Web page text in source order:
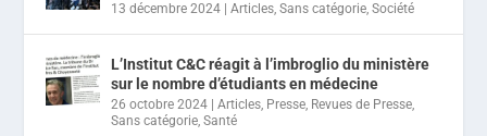
13 décembre 2024 |Articles,Sans catégorie,Société
L’Institut C&C réagit à l’imbroglio du ministère
sur le nombre d’étudiants en médecine
26 octobre 2024 |Articles, Presse, Revues de Presse,
Sans catégorie,Santé